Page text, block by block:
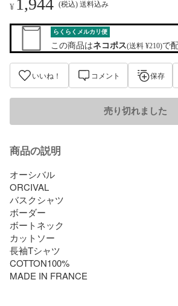
¥ (税込) 送料込み
らくらくメルカリ便
この商品はネコポス(送料 ¥210)で
いいね！ コメント 保存
売り切れました
商品の説明
オーシバル
ORCIVAL
バスクシャツ
ボーダー
ボートネック
カットソー
長袖Tシャツ
COTTON100%
MADE IN FRANCE